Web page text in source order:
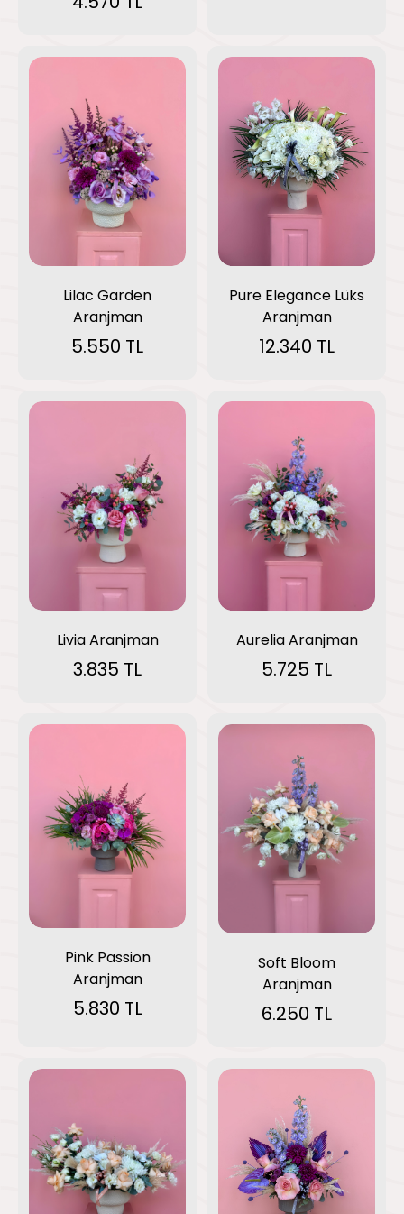
Lilac Garden
Aranjman
5.550 TL
Pure Elegance Lüks
Aranjman
12.340 TL
Livia Aranjman
3.835 TL
Aurelia Aranjman
5.725 TL
Pink Passion
Aranjman
5.830 TL
Soft Bloom
Aranjman
6.250 TL